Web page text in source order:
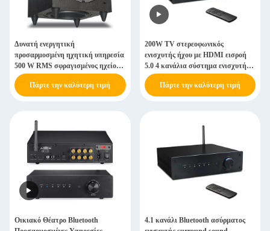
Δυνατή ενεργητική
προσαρμοσμένη ηχητική υπηρεσία
500 W RMS σφραγισμένος ηχείο
υπογλωσσίου
Πάρτε την καλύτερη τιμή
200W TV στερεοφωνικός
ενισχυτής ήχου με HDMI εισροή
5.0 4 κανάλια σύστημα ενισχυτή
ισχύος
Πάρτε την καλύτερη τιμή
Οικιακό Θέατρο Bluetooth
4.1 κανάλι Bluetooth ασύρματος